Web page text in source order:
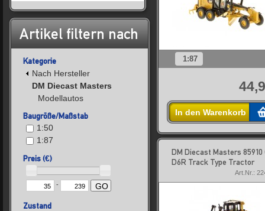
Artikel filtern nach
Kategorie
Nach Hersteller
DM Diecast Masters
Modellautos
Baugröße/Maßstab
1:50
1:87
Preis (€)
- GO
Zustand
1:87
In den Warenkorb
DM Diecast Masters 85910
D6R Track Type Tractor
Art.Nr.: